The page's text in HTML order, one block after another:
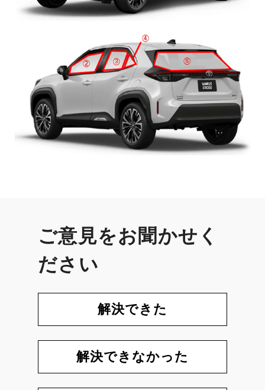
ご意見をお聞かせく
ださい
解決できた
解決できなかった